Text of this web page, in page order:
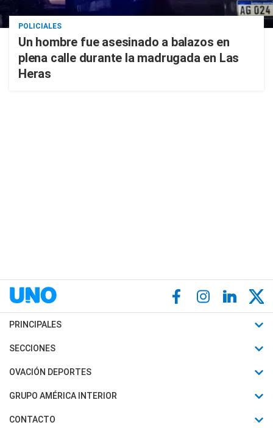
POLICIALES
Un hombre fue asesinado a balazos en
plena calle durante la madrugada en Las
Heras
PRINCIPALES
Últimas Noticias
Política
Judiciales
SECCIONES
Horóscopo
Motores
OVACIÓN DEPORTES
Fútbol
Mundial
GRUPO AMÉRICA INTERIOR
Canal 7 en Vivo
CONTACTO